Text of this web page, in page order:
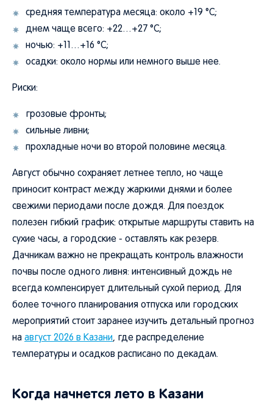
средняя температура месяца: около +19 °C;
днем чаще всего: +22…+27 °C;
ночью: +11…+16 °C;
осадки: около нормы или немного выше нее.
Риски:
грозовые фронты;
сильные ливни;
прохладные ночи во второй половине месяца.
Август обычно сохраняет летнее тепло, но чаще
приносит контраст между жаркими днями и более
свежими периодами после дождя. Для поездок
полезен гибкий график: открытые маршруты ставить на
сухие часы, а городские - оставлять как резерв.
Дачникам важно не прекращать контроль влажности
почвы после одного ливня: интенсивный дождь не
всегда компенсирует длительный сухой период. Для
более точного планирования отпуска или городских
мероприятий стоит заранее изучить детальный прогноз
на август 2026 в Казани, где распределение
температуры и осадков расписано по декадам.
Когда начнется лето в Казани